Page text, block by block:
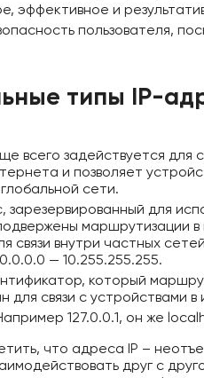
эффективное и
пользователя,
типы IP-
всего задействуется для
и позволяет
сети.
зарезервированный для
маршрутизации в
связи внутри частных
— 10.255.255.255.
который
для связи с устройствами
127.0.0.1, он же
что адреса IP –
друг с